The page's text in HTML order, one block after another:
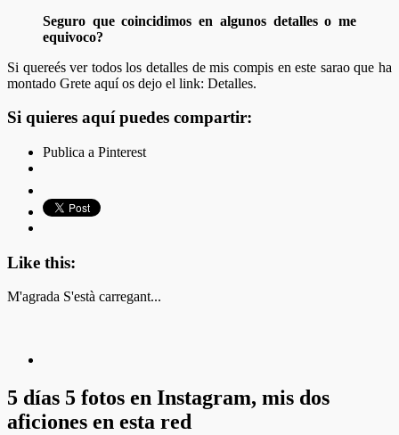
Seguro que coincidimos en algunos detalles o me
equivoco?
Si quereés ver todos los detalles de mis compis en este sarao que ha
montado Grete aquí os dejo el link: Detalles.
Si quieres aquí puedes compartir:
Publica a Pinterest
Like this:
M'agrada S'està carregant...
5 días 5 fotos en Instagram, mis dos
aficiones en esta red